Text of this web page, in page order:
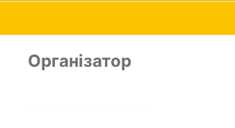
Організатор